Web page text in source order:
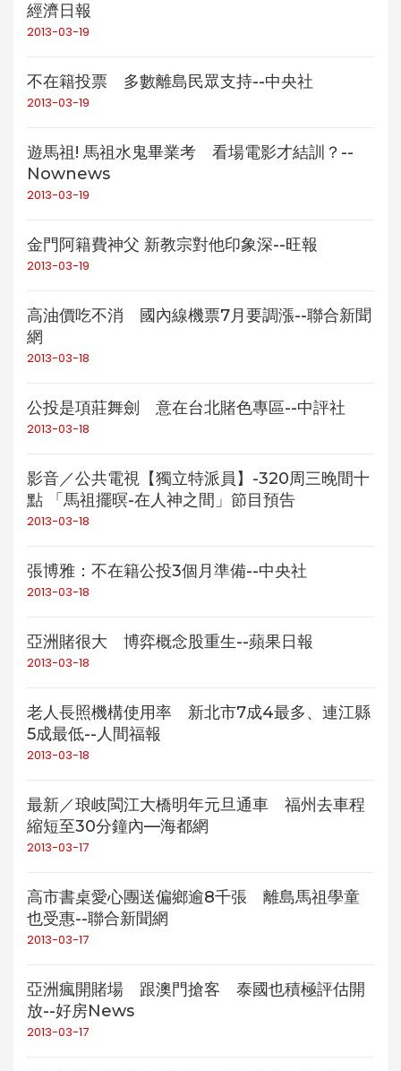
經濟日報
2013-03-19
不在籍投票 多數離島民眾支持--中央社
2013-03-19
遊馬祖! 馬祖水鬼畢業考 看場電影才結訓？--
Nownews
2013-03-19
金門阿籍費神父 新教宗對他印象深--旺報
2013-03-19
高油價吃不消 國內線機票7月要調漲--聯合新聞
網
2013-03-18
公投是項莊舞劍 意在台北賭色專區--中評社
2013-03-18
影音／公共電視【獨立特派員】-320周三晚間十
點 「馬祖擺暝-在人神之間」節目預告
2013-03-18
張博雅：不在籍公投3個月準備--中央社
2013-03-18
亞洲賭很大 博弈概念股重生--蘋果日報
2013-03-18
老人長照機構使用率 新北市7成4最多、連江縣
5成最低--人間福報
2013-03-18
最新／琅岐閩江大橋明年元旦通車 福州去車程
縮短至30分鐘內—海都網
2013-03-17
高市書桌愛心團送偏鄉逾8千張 離島馬祖學童
也受惠--聯合新聞網
2013-03-17
亞洲瘋開賭場 跟澳門搶客 泰國也積極評估開
放--好房News
2013-03-17